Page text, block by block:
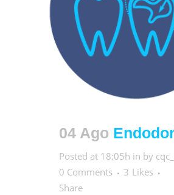
04 Ago
Posted at 18:05h in by
0 Comments
3 Likes
Share